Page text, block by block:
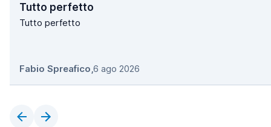
Tutto perfetto
Tutto perfetto
Fabio Spreafico,6 ago 2026